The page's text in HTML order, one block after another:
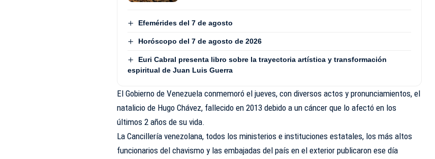
Efemérides del 7 de agosto
Horóscopo del 7 de agosto de 2026
Euri Cabral presenta libro sobre la trayectoria artística y transformación
espiritual de Juan Luis Guerra
El Gobierno de Venezuela conmemoró el jueves, con diversos actos y pronunciamientos, el
natalicio de Hugo Chávez, fallecido en 2013 debido a un cáncer que lo afectó en los
últimos 2 años de su vida.
La Cancillería venezolana, todos los ministerios e instituciones estatales, los más altos
funcionarios del chavismo y las embajadas del país en el exterior publicaron ese día